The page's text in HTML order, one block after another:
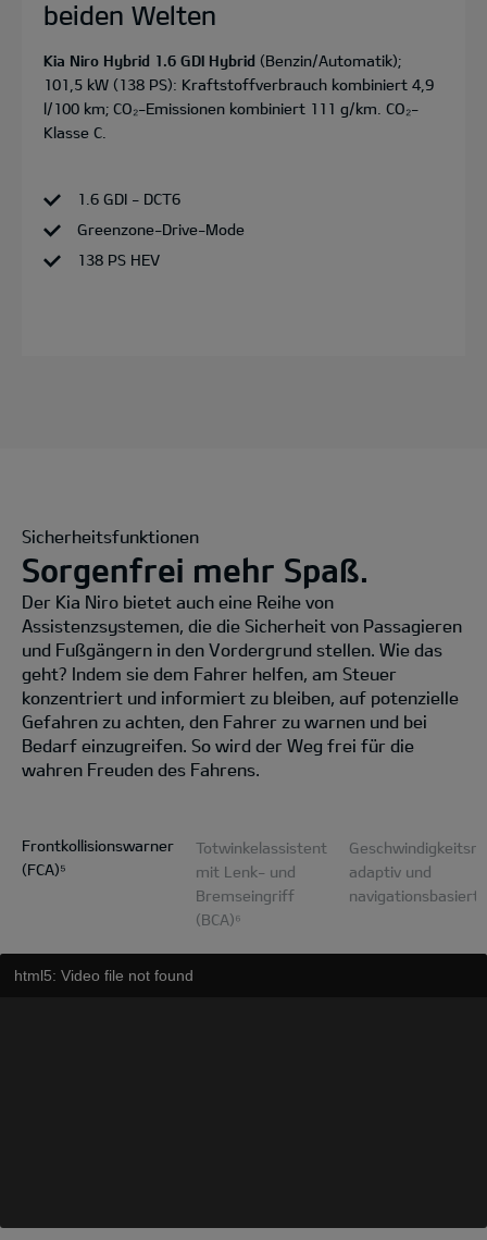
beiden Welten
Kia Niro Hybrid 1.6 GDI Hybrid (Benzin/Automatik);
101,5 kW (138 PS): Kraftstoffverbrauch kombiniert 4,9
l/100 km; CO₂-Emissionen kombiniert 111 g/km. CO₂-
Klasse C.
1.6 GDI - DCT6
Greenzone-Drive-Mode
138 PS HEV
Sicherheitsfunktionen
Sorgenfrei mehr Spaß.
Der Kia Niro bietet auch eine Reihe von
Assistenzsystemen, die die Sicherheit von Passagieren
und Fußgängern in den Vordergrund stellen. Wie das
geht? Indem sie dem Fahrer helfen, am Steuer
konzentriert und informiert zu bleiben, auf potenzielle
Gefahren zu achten, den Fahrer zu warnen und bei
Bedarf einzugreifen. So wird der Weg frei für die
wahren Freuden des Fahrens.
Frontkollisionswarner
(FCA)⁵
Totwinkelassistent
mit Lenk- und
Bremseingriff
(BCA)⁶
adaptiv und
navigationsbasiert
html5: Video file not found